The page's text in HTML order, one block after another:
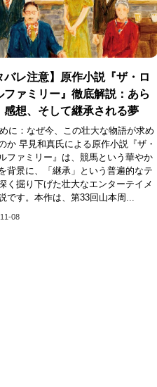
バレ注意】原作小説『ザ・ロ
ファミリー』徹底解説：あら
感想、そして継承される夢
に：なぜ今、この壮大な物語が求め
か 早見和真氏による原作小説『ザ・
ファミリー』は、競馬という華やか
背景に、「継承」という普遍的なテ
く掘り下げた壮大なエンターテイメ
です。本作は、第33回山本周...
08